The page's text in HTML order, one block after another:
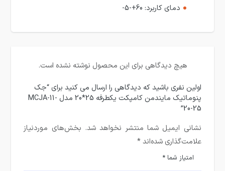
دمای کاربرد: 60+-5-
هیچ دیدگاهی برای این محصول نوشته نشده است.
اولین نفری باشید که دیدگاهی را ارسال می کنید برای “جک
پنوماتیک مایندمن کامپکت یکطرفه 25*20 مدل MCJA-11-
20-25”
نشانی ایمیل شما منتشر نخواهد شد. بخش‌های موردنیاز
علامت‌گذاری شده‌اند*
امتیاز شما*